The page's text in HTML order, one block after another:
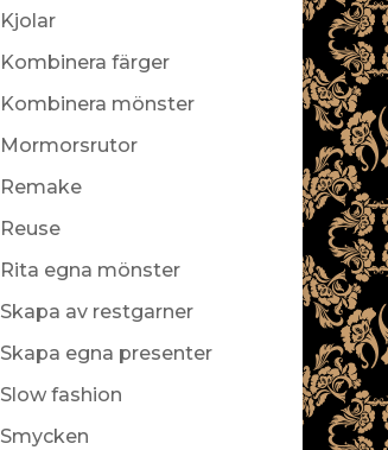
Kjolar
Kombinera färger
Kombinera mönster
Mormorsrutor
Remake
Reuse
Rita egna mönster
Skapa av restgarner
Skapa egna presenter
Slow fashion
Smycken